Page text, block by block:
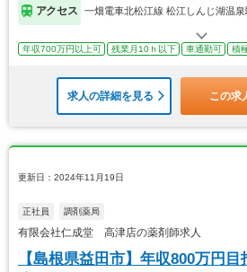
アクセス 一畑電車北松江線 松江しんじ湖温泉
年収700万円以上可 残業月10ｈ以下 車通勤可 積
求人の詳細を見る この求
更新日：2024年11月19日
正社員 調剤薬局
有限会社仁成堂 高津店の薬剤師求人
【島根県益田市】年収800万円